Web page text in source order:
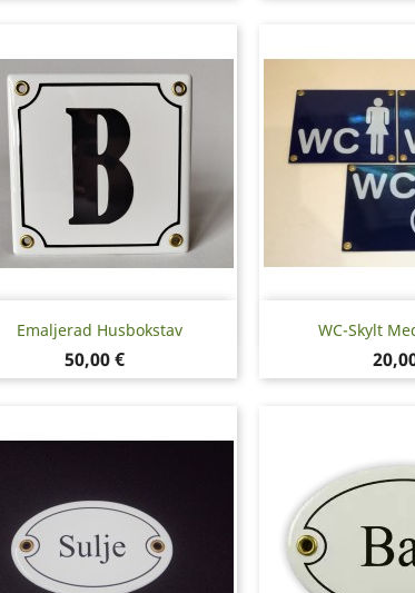
Emaljerad Husbokstav
Pris
50,00 €
Snabbvy WC-Skylt
Pris
